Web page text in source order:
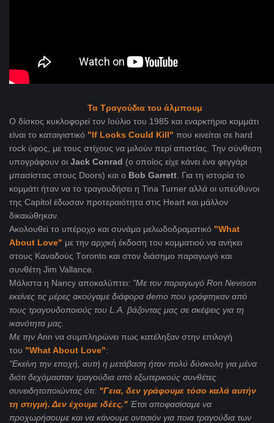
Τα Τραγούδια του άλμπουμ
Ο δίσκος κυκλοφορεί τον Ιούλιο του 1985 και εναρκτήριο κομμάτι
είναι το καταιγιστικό "If Looks Could Kill" που κινείται σε hard
rock ύφος, με τους στίχους να μιλούν περί απιστίας. Την σύνθεση
υπογράφουν οι Jack Conrad (ο οποίος είχε κάνει ένα φεγγάρι
μπασίστας στους Doors) και ο Bob Garrett . Για τη ιστορία το
κομμάτι ήταν να το τραγουδήσει η Tina Turner αλλά οι υπεύθυνοι
της Capitol έδωσαν προτεραιότητα στις Heart και μάλλον
δικαιώθηκαν.
Ακολουθεί το υπέροχο και συνάμα μελωδοδραματικό "What
About Love" με την αρχική έκδοση του κομματιού να ανήκει
στους Καναδούς Τoronto και στον διάσημο παραγωγό και
συνθέτη Jim Vallance.
Μάλιστα η Nancy αποκαλύπτει: "Με τον παραγωγό Ron Nevison
εκείνες τις μέρες ακούγαμε διάφορα demo που γράφτηκαν από
τους τραγουδοποιούς του L.A. βάζοντας μας σε σκέψεις για τη
ικανότητα μας.
Με την Ann να συμπληρώνει πως κατέληξαν στην επιλογή
του "What About Love":
"Εκείνη την εποχή, αυτή η μετάβαση ήταν πολύ δύσκολη για μένα
διότι δεχόμασταν τραγούδια από εξωτερικούς συνθέτες
συνειδητοποιώντας ότι: "Γεια, δεν γράφουμε τόσο καλά αυτήν
τη στιγμή. Δεν έχουμε ιδέες." Έτσι αποφασίσαμε να
προχωρήσουμε και να κάνουμε οντισιόν για ποια τραγούδια των